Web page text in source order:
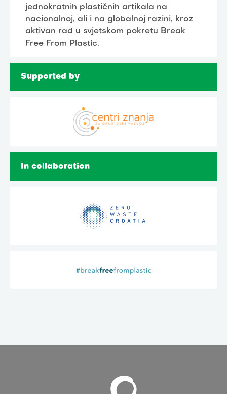
jednokratnih plastičnih artikala na
nacionalnoj, ali i na globalnoj razini, kroz
aktivan rad u svjetskom pokretu Break
Free From Plastic.
Supported by
In collaboration